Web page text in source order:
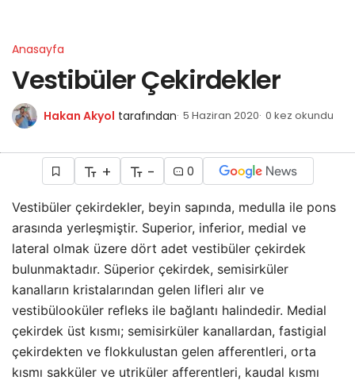
Anasayfa
Vestibüler Çekirdekler
Hakan Akyol tarafından 5 Haziran 2020 0 kez okundu
+ - 0
Vestibüler çekirdekler, beyin sapında, medulla ile pons
arasında yerleşmiştir. Superior, inferior, medial ve
lateral olmak üzere dört adet vestibüler çekirdek
bulunmaktadır. Süperior çekirdek, semisirküler
kanalların kristalarından gelen lifleri alır ve
vestibülooküler refleks ile bağlantı halindedir. Medial
çekirdek üst kısmı; semisirküler kanallardan, fastigial
çekirdekten ve flokkulustan gelen afferentleri, orta
kısmı sakküler ve utriküler afferentleri, kaudal kısmı